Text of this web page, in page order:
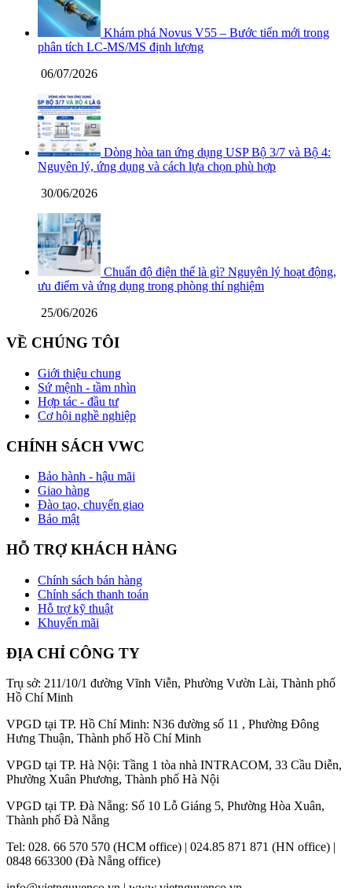
Khám phá Novus V55 – Bước tiến mới trong
phân tích LC-MS/MS định lượng
06/07/2026
Dòng hòa tan ứng dụng USP Bộ 3/7 và Bộ 4:
Nguyên lý, ứng dụng và cách lựa chọn phù hợp
30/06/2026
Chuẩn độ điện thế là gì? Nguyên lý hoạt động,
ưu điểm và ứng dụng trong phòng thí nghiệm
25/06/2026
VỀ CHÚNG TÔI
Giới thiệu chung
Sứ mệnh - tầm nhìn
Hợp tác - đầu tư
Cơ hội nghề nghiệp
CHÍNH SÁCH VWC
Bảo hành - hậu mãi
Giao hàng
Đào tạo, chuyển giao
Bảo mật
HỖ TRỢ KHÁCH HÀNG
Chính sách bán hàng
Chính sách thanh toán
Hỗ trợ kỹ thuật
Khuyến mãi
ĐỊA CHỈ CÔNG TY
Trụ sở: 211/10/1 đường Vĩnh Viễn, Phường Vườn Lài, Thành phố
Hồ Chí Minh
VPGD tại TP. Hồ Chí Minh: N36 đường số 11 , Phường Đông
Hưng Thuận, Thành phố Hồ Chí Minh
VPGD tại TP. Hà Nội: Tầng 1 tòa nhà INTRACOM, 33 Cầu Diễn,
Phường Xuân Phương, Thành phố Hà Nội
VPGD tại TP. Đà Nẵng: Số 10 Lỗ Giáng 5, Phường Hòa Xuân,
Thành phố Đà Nẵng
Tel: 028. 66 570 570 (HCM office) | 024.85 871 871 (HN office) |
0848 663300 (Đà Nẵng office)